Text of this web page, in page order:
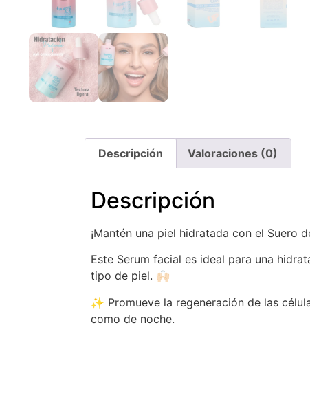
Descripción Valoraciones (0)
Descripción
¡Mantén una piel hidratada con el Suero
Este Serum facial es ideal para una
tipo de piel. 🙌🏻
✨ Promueve la regeneración de las
como de noche.